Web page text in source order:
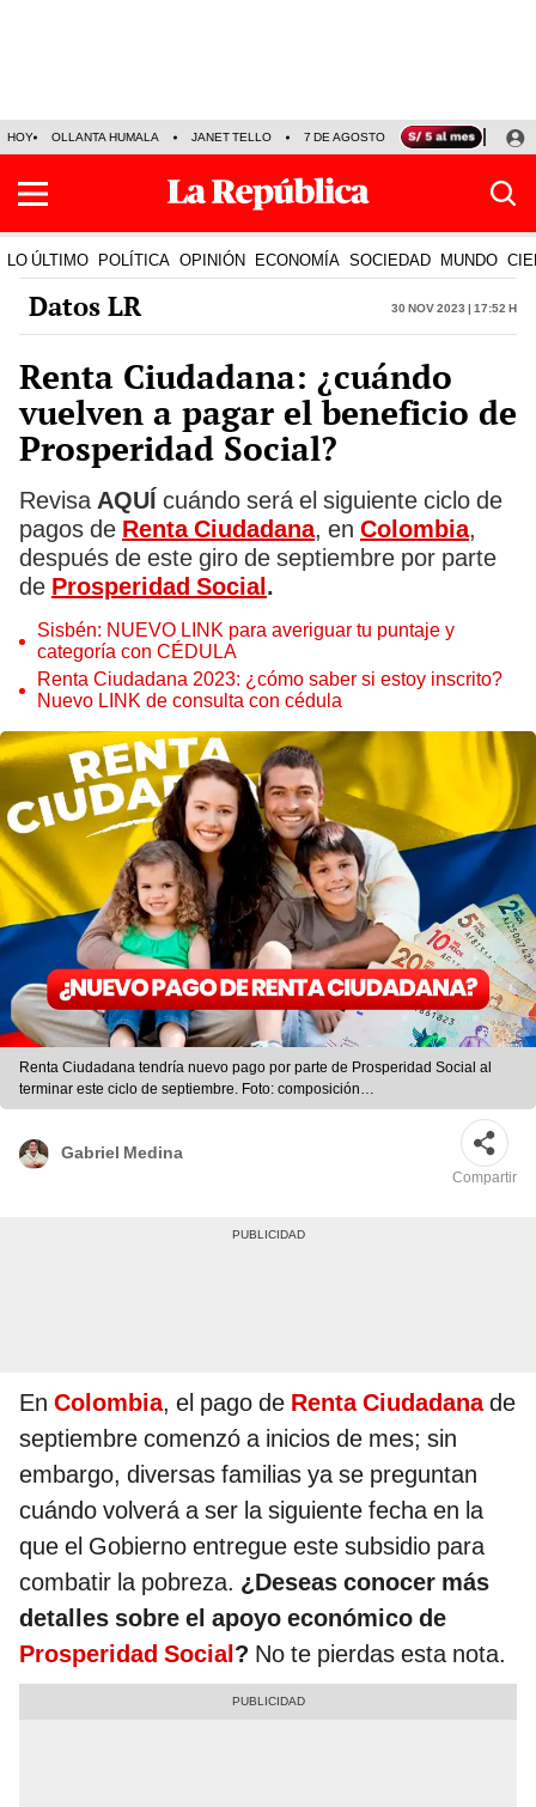
HOY OLLANTA HUMALA JANET TELLO 7 DE AGOSTO TINKA RESULTADOS
LO ÚLTIMO POLÍTICA OPINIÓN ECONOMÍA SOCIEDAD MUNDO
Datos LR 30 Nov 2023 | 17:52 h
Renta Ciudadana: ¿cuándo
vuelven a pagar el beneficio de
Prosperidad Social?
Revisa AQUÍ cuándo será el siguiente ciclo de
pagos de Renta Ciudadana, en Colombia,
después de este giro de septiembre por parte
de Prosperidad Social.
Sisbén: NUEVO LINK para averiguar tu puntaje y
categoría con CÉDULA
Renta Ciudadana 2023: ¿cómo saber si estoy inscrito?
Nuevo LINK de consulta con cédula
Renta Ciudadana tendría nuevo pago por parte de Prosperidad Social al
terminar este ciclo de septiembre. Foto: composición
LR/iStock/PNGWin/Alamy
Gabriel Medina
Compartir
En Colombia, el pago de Renta Ciudadanade
septiembre comenzó a inicios de mes; sin
embargo, diversas familias ya se preguntan
cuándo volverá a ser la siguiente fecha en la
que el Gobierno entregue este subsidio para
combatir la pobreza. ¿Deseas conocer más
detalles sobre el apoyo económico de
Prosperidad Social? No te pierdas esta nota.